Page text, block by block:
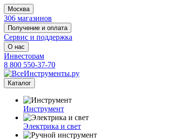
Москва
306 магазинов
Получение и оплата
Сервис и поддержка
О нас
Инвесторам
8 800 550-37-70
Каталог
Инструмент
Электрика и свет